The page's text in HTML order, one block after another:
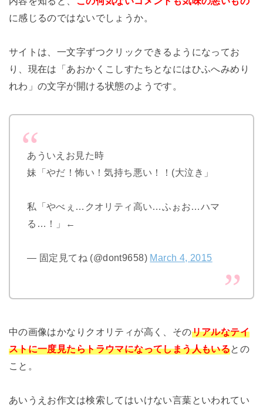
に感じるのではないでしょうか。
サイトは、一文字ずつクリックできるようになってお
り、現在は「あおかくこしすたちとなにはひふへみめり
れわ」の文字が開ける状態のようです。
あういえお見た時
妹「やだ！怖い！気持ち悪い！！(大泣き」
私「やべぇ…クオリティ高い…ふぉお…ハマ
る…！」←
— 固定見てね (@dont9658) March 4, 2015
中の画像はかなりクオリティが高く、そのリアルなテイ
ストに一度見たらトラウマになってしまう人もいるとの
こと。
あいうえお作文は検索してはいけない言葉といわれてい